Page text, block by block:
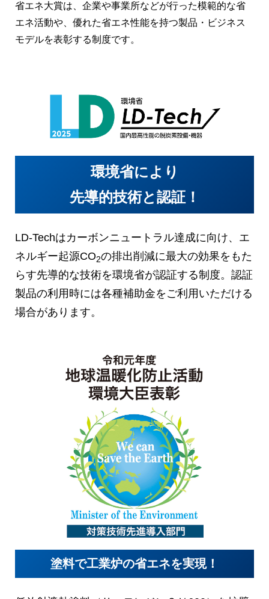
省エネ大賞は、企業や事業所などが行った模範的な省
エネ活動や、優れた省エネ性能を持つ製品・ビジネス
モデルを表彰する制度です。
環境省により
先導的技術と認証！
LD-Techはカーボンニュートラル達成に向け、エ
ネルギー起源CO2の排出削減に最大の効果をもた
らす先導的な技術を環境省が認証する制度。認証
製品の利用時には各種補助金をご利用いただける
場合があります。
塗料で工業炉の省エネを実現！